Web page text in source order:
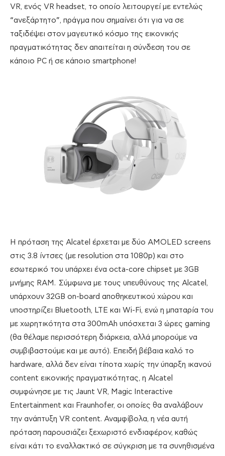
VR, ενός VR headset, το οποίο λειτουργεί με εντελώς
“ανεξάρτητο”, πράγμα που σημαίνει ότι για να σε
ταξιδέψει στον μαγευτικό κόσμο της εικονικής
πραγματικότητας δεν απαιτείται η σύνδεση του σε
κάποιο PC ή σε κάποιο smartphone!
Η πρόταση της Alcatel έρχεται με δύο AMOLED screens
στις 3.8 ίντσες (με resolution στα 1080p) και στο
εσωτερικό του υπάρχει ένα octa-core chipset με 3GB
μνήμης RAM. Σύμφωνα με τους υπευθύνους της Alcatel,
υπάρχουν 32GB on-board αποθηκευτικού χώρου και
υποστηρίζει Bluetooth, LTE και Wi-Fi, ενώ η μπαταρία του
με χωρητικότητα στα 300mAh υπόσχεται 3 ώρες gaming
(θα θέλαμε περισσότερη διάρκεια, αλλά μπορούμε να
συμβιβαστούμε και με αυτό). Επειδή βέβαια καλό το
hardware, αλλά δεν είναι τίποτα χωρίς την ύπαρξη ικανού
content εικονικής πραγματικότητας, η Alcatel
συμφώνησε με τις Jaunt VR, Magic Interactive
Entertainment και Fraunhofer, οι οποίες θα αναλάβουν
την ανάπτυξη VR content. Αναμφίβολα, η νέα αυτή
πρόταση παρουσιάζει ξεχωριστό ενδιαφέρον, καθώς
είναι κάτι το εναλλακτικό σε σύγκριση με τα συνηθισμένα